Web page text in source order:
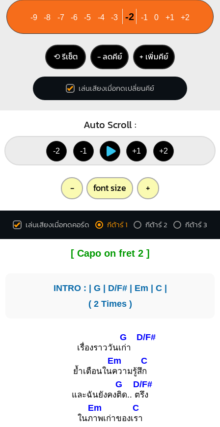
-9 -8 -7 -6 -5 -4 -3 -2 -1 0 +1 +2
⟲ รีเซ็ต − ลดคีย์ + เพิ่มคีย์
เล่นเสียงเมื่อกดเปลี่ยนคีย์
Auto Scroll :
-2 -1 +1 +2
- font size +
เล่นเสียงเมื่อกดคอร์ด กีต้าร์ 1 กีต้าร์ 2 กีต้าร์ 3
[ Capo on fret 2 ]
INTRO : | G | D/F#| Em | C|
( 2 Times )
เรื่องราววันเ
G
ก่า
D/F#
ย้ำเตือนใน
Em
ความรู้สึ
C
ก
และฉันยังคง
G
ติด.. ต
D/F#
รึง
ในภ
Em
าพเก่าของเ
C
รา